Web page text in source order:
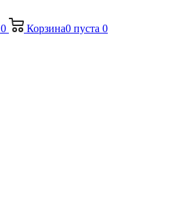
0 Корзина0 пуста 0